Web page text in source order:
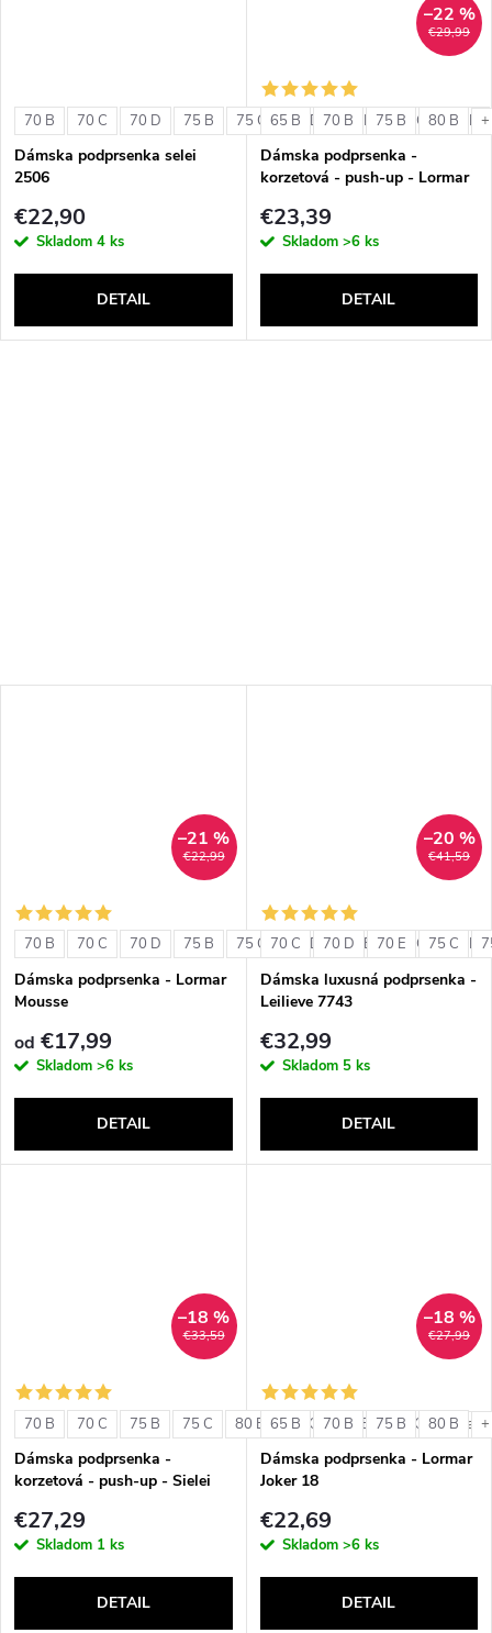
70 B 70 C 70 D 75 B 75 C 75 D 80 B 80 C 80 D
Dámska podprsenka selei
2506
€22,90
Skladom 4 ks
DETAIL
€29,99
–22 %
65 B 70 B 75 B 80 B
Dámska podprsenka -
korzetová - push-up - Lormar
€23,39
Skladom >6 ks
DETAIL
€22,99
–21 %
70 B 70 C 70 D 75 B 75 C 75 D 80 B 80 C 80 D
Dámska podprsenka - Lormar
Mousse
od €17,99
Skladom >6 ks
DETAIL
€41,59
–20 %
70 C 70 D 70 E 75 C
Dámska luxusná podprsenka -
Leilieve 7743
€32,99
Skladom 5 ks
DETAIL
€33,59
–18 %
70 B 70 C 75 B 75 C 80 B 80 C 85 B 85 C +
Dámska podprsenka -
korzetová - push-up - Sielei
€27,29
Skladom 1 ks
DETAIL
€27,99
–18 %
65 B 70 B 75 B 80 B
Dámska podprsenka - Lormar
Joker 18
€22,69
Skladom >6 ks
DETAIL